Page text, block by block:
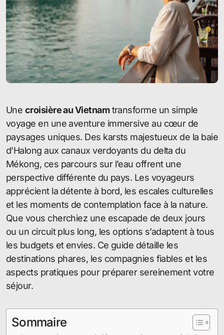
Une croisière au Vietnamtransforme un simple
voyage en une aventure immersive au cœur de
paysages uniques. Des karsts majestueux de la baie
d’Halong aux canaux verdoyants du delta du
Mékong, ces parcours sur l’eau offrent une
perspective différente du pays. Les voyageurs
apprécient la détente à bord, les escales culturelles
et les moments de contemplation face à la nature.
Que vous cherchiez une escapade de deux jours
ou un circuit plus long, les options s’adaptent à tous
les budgets et envies. Ce guide détaille les
destinations phares, les compagnies fiables et les
aspects pratiques pour préparer sereinement votre
séjour.
Sommaire